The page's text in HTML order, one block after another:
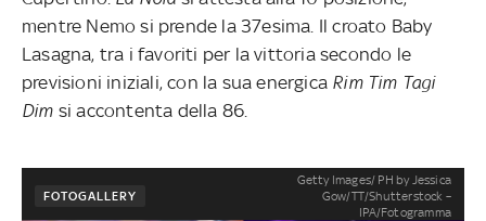
mentre Nemo si prende la 37esima. Il croato Baby
Lasagna, tra i favoriti per la vittoria secondo le
previsioni iniziali, con la sua energica Rim Tim Tagi
Dim si accontenta della 86.
FOTOGALLERY
Getty Images/ PH by Jessica
Gow/TT/Shutterstock –
IPA/Fotogramma